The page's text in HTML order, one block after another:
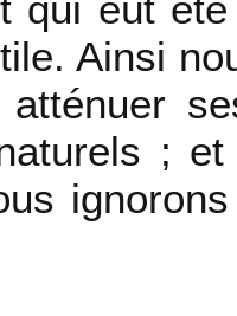
Ainsi
;